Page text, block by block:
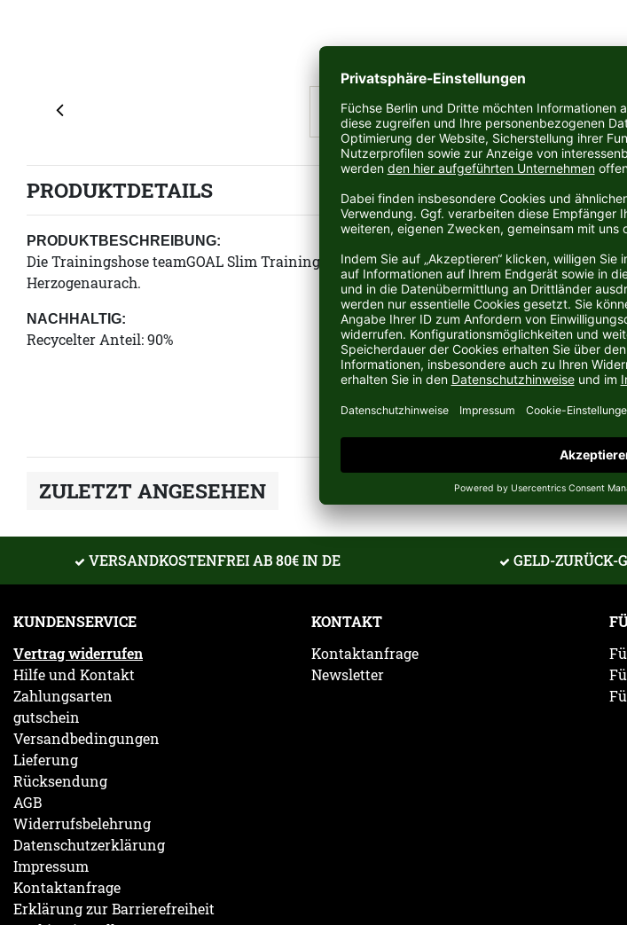
PRODUKTDETAILS
PRODUKTBESCHREIBUNG:
Die Trainingshose teamGOAL Slim Training Pants Jr vom deutschen
Herzogenaurach.
NACHHALTIG:
Recycelter Anteil: 90%
ZULETZT ANGESEHEN
VERSANDKOSTENFREI AB 80€ IN DE GELD-ZURÜCK-
KUNDENSERVICE
Vertrag widerrufen
Hilfe und Kontakt
Zahlungsarten
gutschein
Versandbedingungen
Lieferung
Rücksendung
AGB
Widerrufsbelehrung
Datenschutzerklärung
Impressum
Kontaktanfrage
Erklärung zur Barrierefreiheit
KONTAKT
Kontaktanfrage
Newsletter